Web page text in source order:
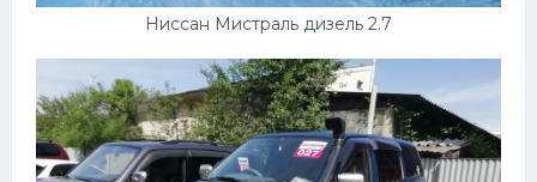
Ниссан Мистраль дизель 2.7